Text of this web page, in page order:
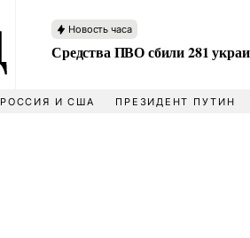
Новость часа
Средства ПВО сбили 281
РОССИЯ И США ПРЕЗИДЕНТ ПУТИН